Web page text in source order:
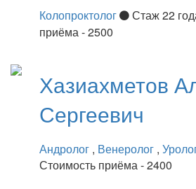
Колопроктолог Стаж 22
приёма - 2500
Хазиахметов
Сергеевич
Андролог , Венеролог ,
Стоимость приёма - 2400